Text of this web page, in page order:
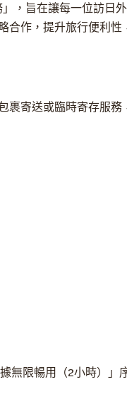
，旨在讓每一位訪日
合作，提升旅行便利
裹寄送或臨時寄存服務
無限暢用（2小時）」